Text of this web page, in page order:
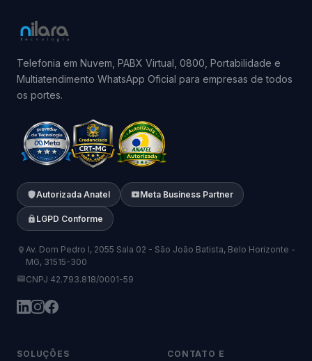
Telefonia em Nuvem, PABX Virtual, 0800, Portabilidade e
Multiatendimento WhatsApp Oficial para empresas de todos
os portes.
Autorizada Anatel Meta Business Partner
LGPD Conforme
Av. Dom Pedro I, 2055 Sala 02 - São João Batista, Belo Horizonte -
MG, 31515-300
CNPJ 42.793.818/0001-59
SOLUÇÕES
CONTATO E